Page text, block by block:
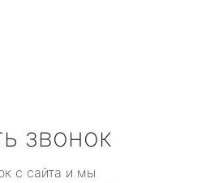
звонок
с сайта и мы